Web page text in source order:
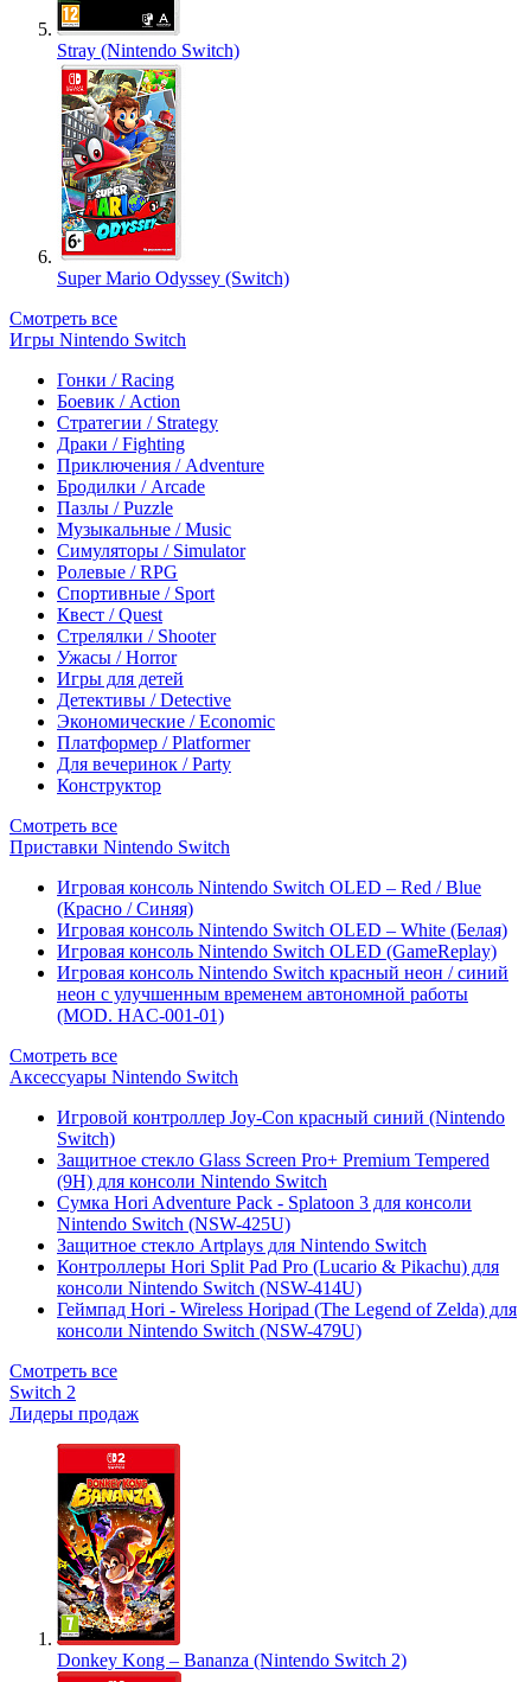
Stray (Nintendo Switch)
Super Mario Odyssey (Switch)
Смотреть все
Игры Nintendo Switch
Гонки / Racing
Боевик / Action
Стратегии / Strategy
Драки / Fighting
Приключения / Adventure
Бродилки / Arcade
Пазлы / Puzzle
Музыкальные / Music
Симуляторы / Simulator
Ролевые / RPG
Спортивные / Sport
Квест / Quest
Стрелялки / Shooter
Ужасы / Horror
Игры для детей
Детективы / Detective
Экономические / Economic
Платформер / Platformer
Для вечеринок / Party
Конструктор
Смотреть все
Приставки Nintendo Switch
Игровая консоль Nintendo Switch OLED – Red / Blue
(Красно / Синяя)
Игровая консоль Nintendo Switch OLED – White (Белая)
Игровая консоль Nintendo Switch OLED (GameReplay)
Игровая консоль Nintendo Switch красный неон / синий
неон с улучшенным временем автономной работы
(MOD. HAC-001-01)
Смотреть все
Аксессуары Nintendo Switch
Игровой контроллер Joy-Con красный синий (Nintendo
Switch)
Защитное стекло Glass Screen Pro+ Premium Tempered
(9H) для консоли Nintendo Switch
Сумка Hori Adventure Pack - Splatoon 3 для консоли
Nintendo Switch (NSW-425U)
Защитное стекло Artplays для Nintendo Switch
Контроллеры Hori Split Pad Pro (Lucario & Pikachu) для
консоли Nintendo Switch (NSW-414U)
Геймпад Hori - Wireless Horipad (The Legend of Zelda) для
консоли Nintendo Switch (NSW-479U)
Смотреть все
Switch 2
Лидеры продаж
Donkey Kong – Bananza (Nintendo Switch 2)